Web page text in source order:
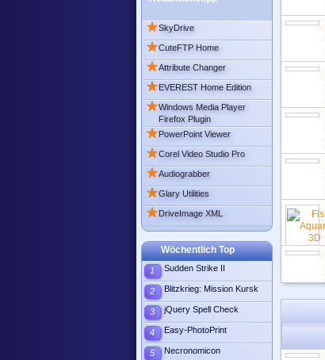
★SkyDrive
★CuteFTP Home
★Attribute Changer
★EVEREST Home Edition
★Windows Media Player
Firefox Plugin
★PowerPoint Viewer
★Corel Video Studio Pro
★Audiograbber
★Glary Utilities
★DriveImage XML
Wöchentlich Top
1 Sudden Strike II
2 Blitzkrieg: Mission Kursk
3 jQuery Spell Check
4 Easy-PhotoPrint
5 Necronomicon